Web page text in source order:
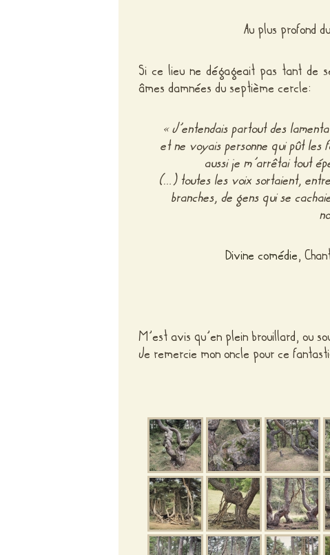
Au plus profond
Si ce lieu ne dégageait pas tant de
âmes damnées du septième cercle:
« J’entendais partout des
et ne voyais personne qui pût les
aussi je m’arrêtai tout
(…) toutes les voix sortaient,
branches, de gens qui se
Divine comédie,
M’est avis qu’en plein brouillard, ou
Je remercie mon oncle pour ce